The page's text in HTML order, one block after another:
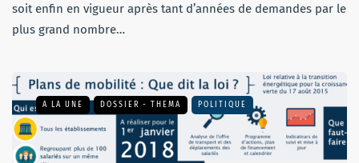
soit enfin en vigueur après tant d’années de demandes par le
plus grand nombre…
A LA UNE DOSSIER - THEMA POLITIQUE